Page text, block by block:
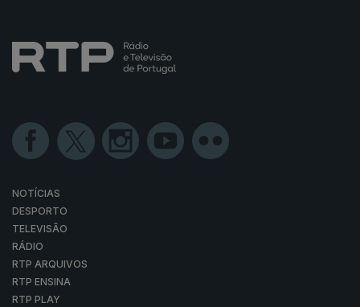
NOTÍCIAS
DESPORTO
TELEVISÃO
RÁDIO
RTP ARQUIVOS
RTP ENSINA
RTP PLAY